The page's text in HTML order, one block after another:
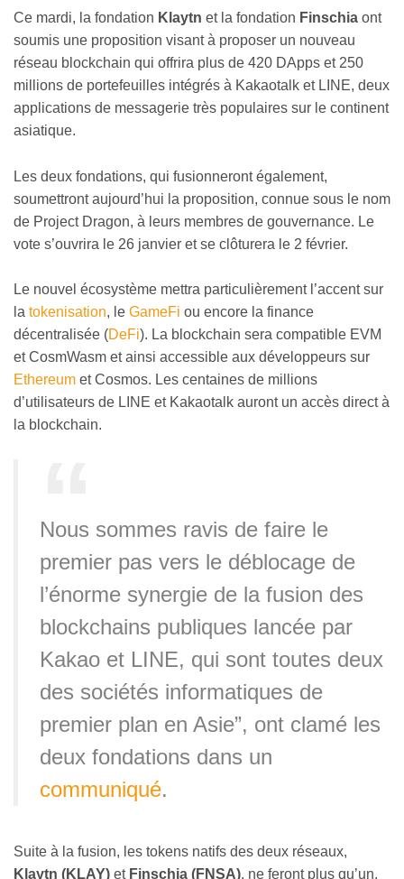
Ce mardi, la fondation Klaytn et la fondation Finschia ont
soumis une proposition visant à proposer un nouveau
réseau blockchain qui offrira plus de 420 DApps et 250
millions de portefeuilles intégrés à Kakaotalk et LINE, deux
applications de messagerie très populaires sur le continent
asiatique.
Les deux fondations, qui fusionneront également,
soumettront aujourd’hui la proposition, connue sous le nom
de Project Dragon, à leurs membres de gouvernance. Le
vote s’ouvrira le 26 janvier et se clôturera le 2 février.
Le nouvel écosystème mettra particulièrement l’accent sur
la tokenisation, le GameFi ou encore la finance
décentralisée (DeFi). La blockchain sera compatible EVM
et CosmWasm et ainsi accessible aux développeurs sur
Ethereum et Cosmos. Les centaines de millions
d’utilisateurs de LINE et Kakaotalk auront un accès direct à
la blockchain.
Nous sommes ravis de faire le
premier pas vers le déblocage de
l’énorme synergie de la fusion des
blockchains publiques lancée par
Kakao et LINE, qui sont toutes deux
des sociétés informatiques de
premier plan en Asie”, ont clamé les
deux fondations dans un
communiqué.
Suite à la fusion, les tokens natifs des deux réseaux,
Klaytn (KLAY) et Finschia (FNSA), ne feront plus qu’un.